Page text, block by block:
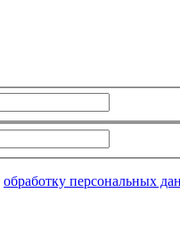
обработку персональных